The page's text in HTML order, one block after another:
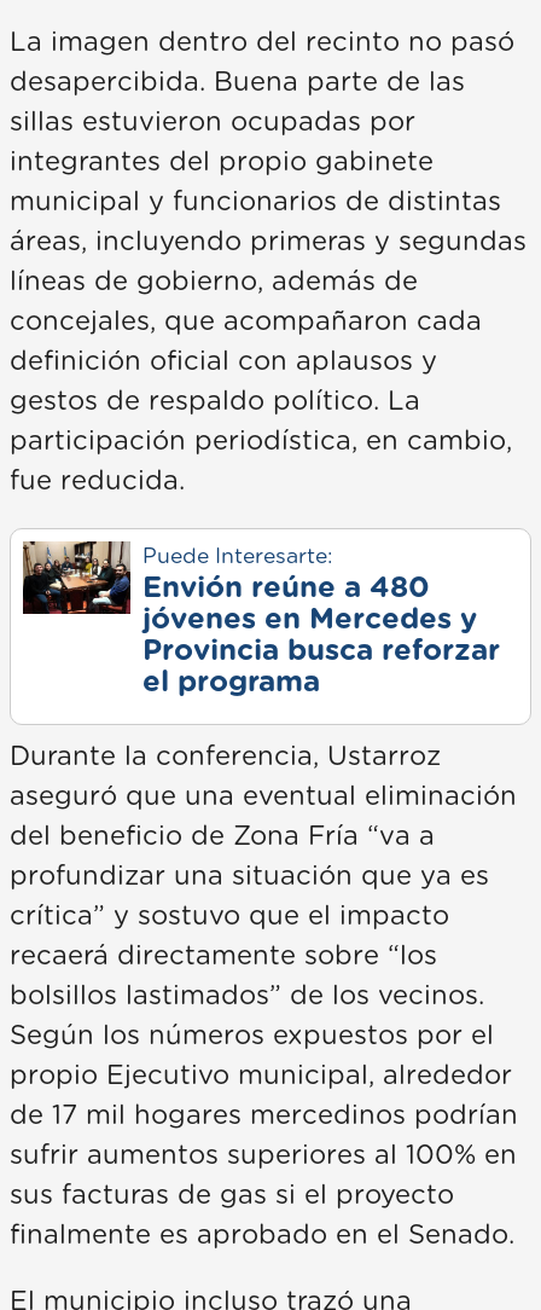
La imagen dentro del recinto no pasó
desapercibida. Buena parte de las
sillas estuvieron ocupadas por
integrantes del propio gabinete
municipal y funcionarios de distintas
áreas, incluyendo primeras y segundas
líneas de gobierno, además de
concejales, que acompañaron cada
definición oficial con aplausos y
gestos de respaldo político. La
participación periodística, en cambio,
fue reducida.
Puede Interesarte:
Envión reúne a 480
jóvenes en Mercedes y
Provincia busca reforzar
el programa
Durante la conferencia, Ustarroz
aseguró que una eventual eliminación
del beneficio de Zona Fría “va a
profundizar una situación que ya es
crítica” y sostuvo que el impacto
recaerá directamente sobre “los
bolsillos lastimados” de los vecinos.
Según los números expuestos por el
propio Ejecutivo municipal, alrededor
de 17 mil hogares mercedinos podrían
sufrir aumentos superiores al 100% en
sus facturas de gas si el proyecto
finalmente es aprobado en el Senado.
El municipio incluso trazó una